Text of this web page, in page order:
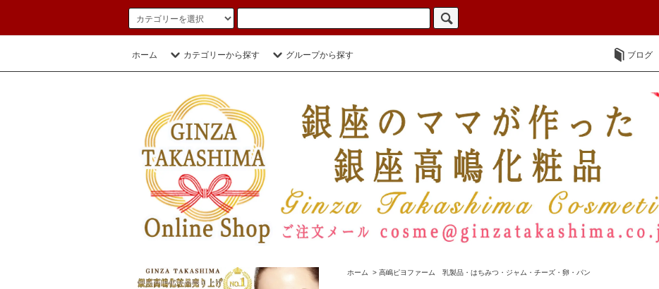
ホーム カテゴリーから探す グループから探す ブログ
ホーム > 高嶋ピヨファーム 乳製品・はちみつ・ジャム・チーズ・卵・パン